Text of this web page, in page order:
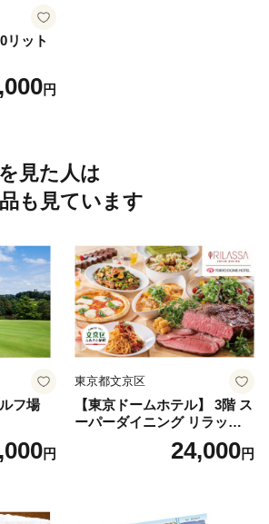
リット
円
見た人は
も見ています
ルフ場
円
東京都文京区
【東京ドームホテル】 3階 ス
ーパーダイニング リラッサ
ランチブッフェ お食事券 大
人1名様分 関東 東京 ご利用
24,000円